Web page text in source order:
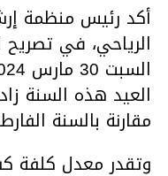
أكد رئيس منظمة
الرياحي، في تصريح
مقارنة بالسنة
وتقدر معدل كلفة